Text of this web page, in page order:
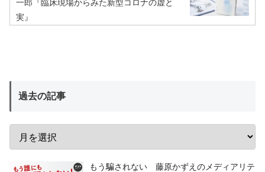
一郎『臨床現場からみた新型コロナの虚と
実』
過去の記事
もう騙されない 藤原かずえのメディアリテ